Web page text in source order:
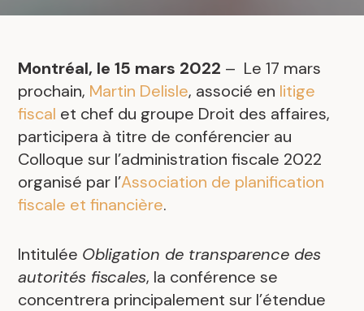
Montréal, le 15 mars 2022 – Le 17 mars
prochain, Martin Delisle, associé en litige
fiscal et chef du groupe Droit des affaires,
participera à titre de conférencier au
Colloque sur l’administration fiscale 2022
organisé par l’Association de planification
fiscale et financière.
Intitulée Obligation de transparence des
autorités fiscales, la conférence se
concentrera principalement sur l’étendue